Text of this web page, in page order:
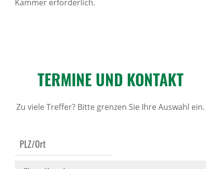
Kammer erforderlich.
TERMINE UND KONTAKT
Zu viele Treffer? Bitte grenzen Sie Ihre Auswahl ein.